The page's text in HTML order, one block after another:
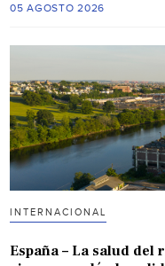
05 AGOSTO 2026
INTERNACIONAL
España – La salud